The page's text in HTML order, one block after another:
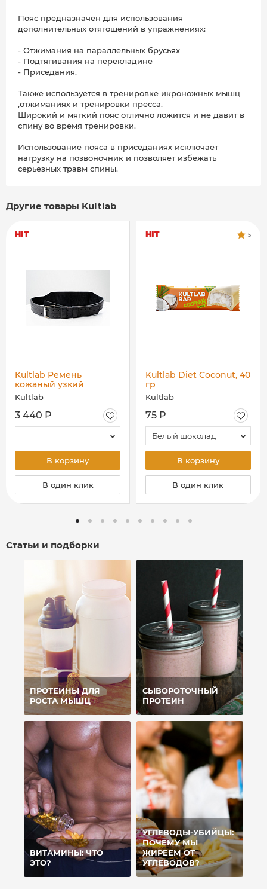
Пояс предназначен для использования
дополнительных отягощений в упражнениях:
- Отжимания на параллельных брусьях
- Подтягивания на перекладине
- Приседания.
Также используется в тренировке икроножных мышц
,отжиманиях и тренировки пресса.
Широкий и мягкий пояс отлично ложится и не давит в
спину во время тренировки.
Использование пояса в приседаниях исключает
нагрузку на позвоночник и позволяет избежать
серьезных травм спины.
Другие товары Kultlab
Kultlab Ремень
кожаный узкий
двухслойный
Kultlab
HIT
3 440 Р
В корзину
В один клик
Kultlab Diet Coconut, 40
гр
Kultlab
HIT 5
75 Р
Белый шоколад
В корзину
В один клик
Статьи и подборки
ПРОТЕИНЫ ДЛЯ
РОСТА МЫШЦ
СЫВОРОТОЧНЫЙ
ПРОТЕИН
ВИТАМИНЫ: ЧТО
ЭТО?
УГЛЕВОДЫ-УБИЙЦЫ:
ПОЧЕМУ МЫ
ЖИРЕЕМ ОТ
УГЛЕВОДОВ?